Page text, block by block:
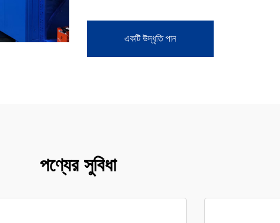
একটি উদ্ধৃতি পান
পণ্যের সুবিধা